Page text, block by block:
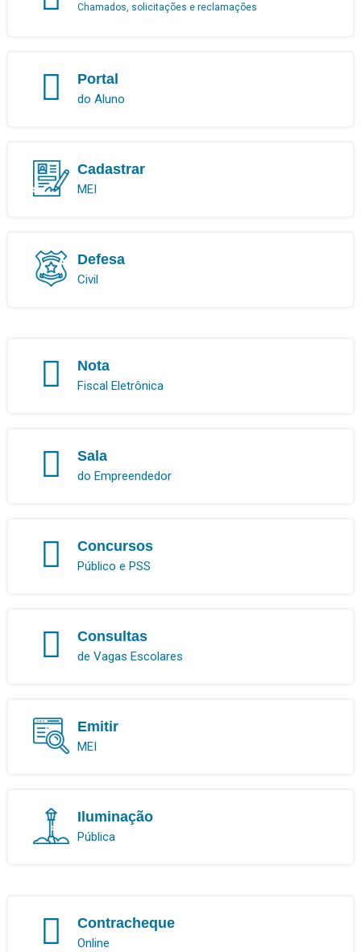
Chamados, solicitações e reclamações
Portal
do Aluno
Cadastrar
MEI
Defesa
Civil
Nota
Fiscal Eletrônica
Sala
do Empreendedor
Concursos
Público e PSS
Consultas
de Vagas Escolares
Emitir
MEI
Iluminação
Pública
Contracheque
Online